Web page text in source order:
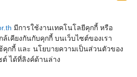
มีการใช้งานเทคโนโลยีคุกกี้ หรือ
เคียงกันกับคุกกี้ บนเว็บไซต์ของเรา
กกี้ และ นโยบายความเป็นส่วนตัวของ
ต์ ได้ที่ลิงค์ด้านล่าง